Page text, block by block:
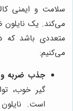
سلامت و ایمنی
می‌کند. یک نایلون
متعددی باشد که
می‌کنیم:
جذب ضربه و
گیر خوب،
است.